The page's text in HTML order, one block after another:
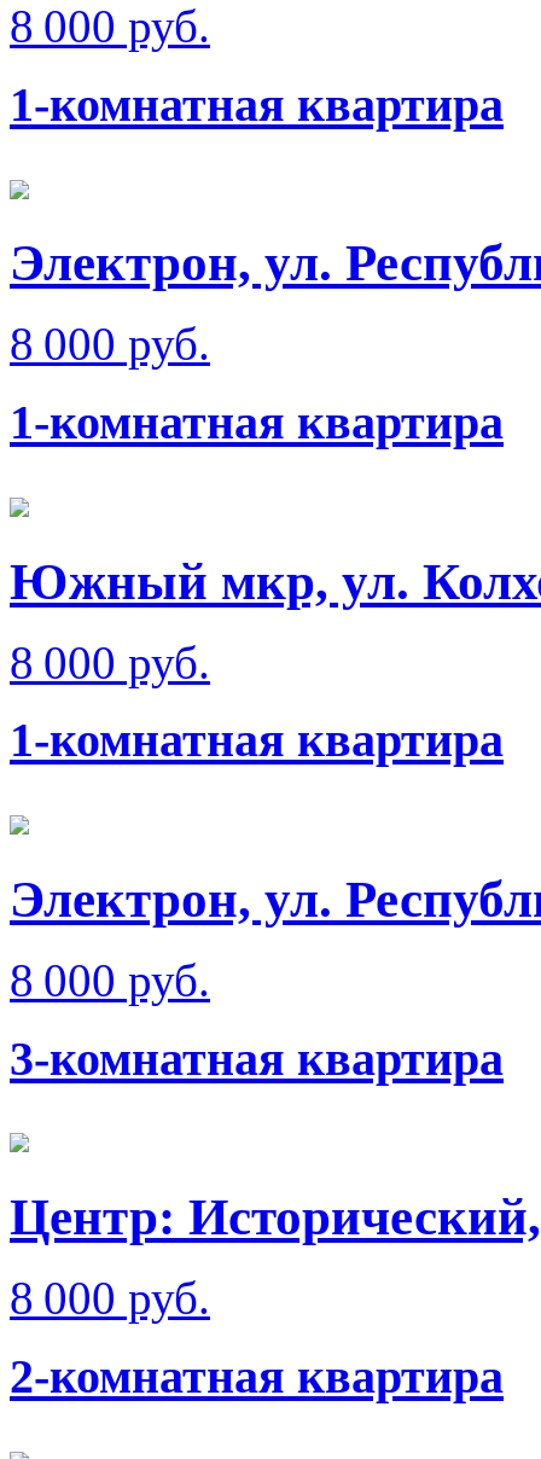
8 000 руб.
1-комнатная квартира
Электрон, ул.
8 000 руб.
1-комнатная квартира
Южный мкр, ул.
8 000 руб.
1-комнатная квартира
Электрон, ул.
8 000 руб.
3-комнатная квартира
Центр:
8 000 руб.
2-комнатная квартира